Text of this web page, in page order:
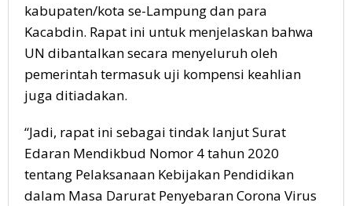
kabupaten/kota se-Lampung dan para
Kacabdin. Rapat ini untuk menjelaskan bahwa
UN dibantalkan secara menyeluruh oleh
pemerintah termasuk uji kompensi keahlian
juga ditiadakan.
“Jadi, rapat ini sebagai tindak lanjut Surat
Edaran Mendikbud Nomor 4 tahun 2020
tentang Pelaksanaan Kebijakan Pendidikan
dalam Masa Darurat Penyebaran Corona Virus